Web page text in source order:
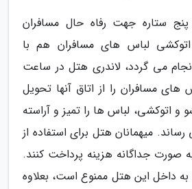
ستاره جهت رفاه حال مسافران
لباس های مسافران هم با
می گردد، لاندری هتل در ساعت
مسافران را از اتاق آنها تحویل
اتوکشی، لباس ها را تمیز و آراسته
میهمانان هتل برای استفاده از
صورت جداگانه هزینه پرداخت کنند.
داخل این هتل ممنوع است، بعلاوه